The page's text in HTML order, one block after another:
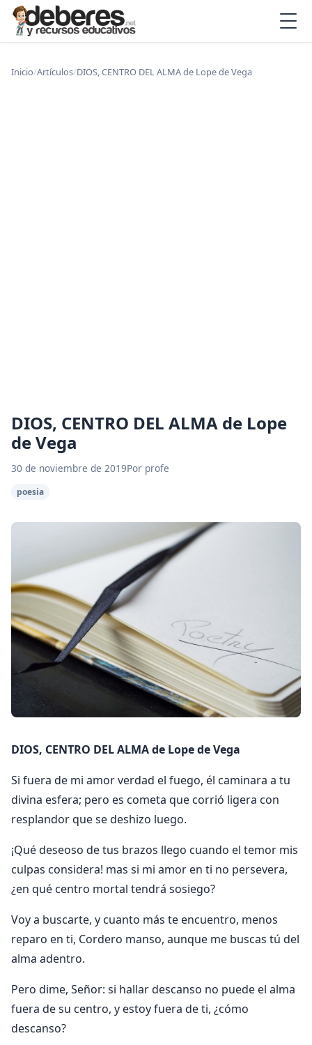
Inicio/Artículos/DIOS, CENTRO DEL ALMA de Lope de Vega
DIOS, CENTRO DEL ALMA de Lope
de Vega
30 de noviembre de 2019Por profe
poesia
DIOS, CENTRO DEL ALMA de Lope de Vega
Si fuera de mi amor verdad el fuego, él caminara a tu
divina esfera; pero es cometa que corrió ligera con
resplandor que se deshizo luego.
¡Qué deseoso de tus brazos llego cuando el temor mis
culpas considera! mas si mi amor en ti no persevera,
¿en qué centro mortal tendrá sosiego?
Voy a buscarte, y cuanto más te encuentro, menos
reparo en ti, Cordero manso, aunque me buscas tú del
alma adentro.
Pero dime, Señor: si hallar descanso no puede el alma
fuera de su centro, y estoy fuera de ti, ¿cómo
descanso?